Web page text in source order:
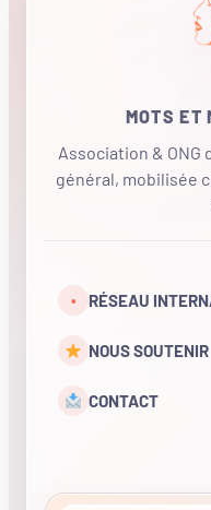
MOTS ET
Association & ONG
général, mobilisée
• RÉSEAU
NOUS SOUTENIR
CONTACT